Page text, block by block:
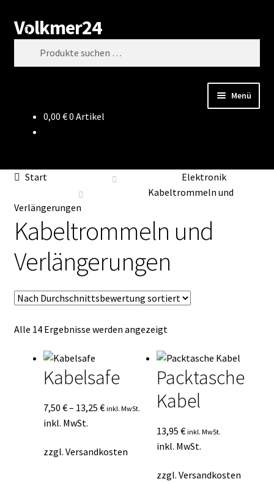
Zur
Navigation
springen
Zum
Inhalt
springen
Volkmer24
Suchen
Menü
Datenschutz
Impressum
Mein Konto
Vertrag widerrufen
Warenkorb
0,00 €0 Artikel
Start
Elektronik
Kabeltrommeln und
Verlängerungen
Kabeltrommeln und
Verlängerungen
Alle 14 Ergebnisse werden angezeigtNach
sortiert
Kabelsafe
7,50 €– 13,25 € inkl. MwSt.
inkl. MwSt.
zzgl. Versandkosten
Packtasche
Kabel
13,95€ inkl. MwSt.
inkl. MwSt.
zzgl.Versandkosten